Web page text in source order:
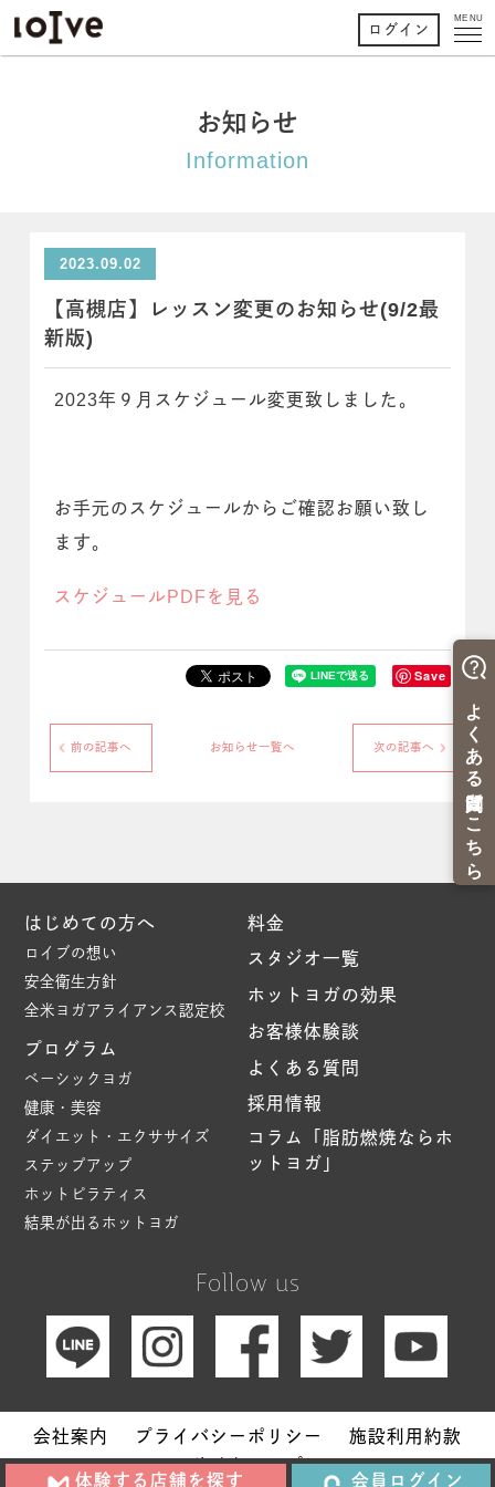
MENU
ログイン
お知らせ
Information
2023.09.02
【高槻店】レッスン変更のお知らせ(9/2最
新版)
2023年９月スケジュール変更致しました。
お手元のスケジュールからご確認お願い致し
ます。
スケジュールPDFを見る
Save
前の記事へ お知らせ一覧へ 次の記事へ
Follow us
はじめての方へ
ロイブの想い
安全衛生方針
全米ヨガアライアンス認定校
プログラム
ベーシックヨガ
健康・美容
ダイエット・エクササイズ
ステップアップ
ホットピラティス
結果が出るホットヨガ
料金
スタジオ一覧
ホットヨガの効果
お客様体験談
よくある質問
採用情報
コラム「脂肪燃焼ならホ
ットヨガ」
会社案内 プライバシーポリシー
施設利用約款
サイトマップ
体験する店舗を探す 会員ログイン